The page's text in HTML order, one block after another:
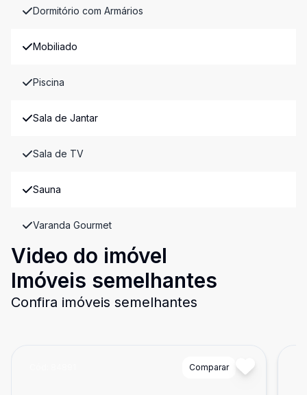
Dormitório com Armários
Mobiliado
Piscina
Sala de Jantar
Sala de TV
Sauna
Varanda Gourmet
Video do imóvel
Imóveis semelhantes
Confira imóveis semelhantes
Comparar